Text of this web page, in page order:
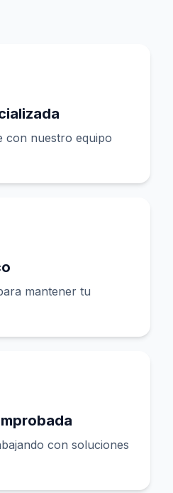
con nuestro equipo
mantener tu
con soluciones